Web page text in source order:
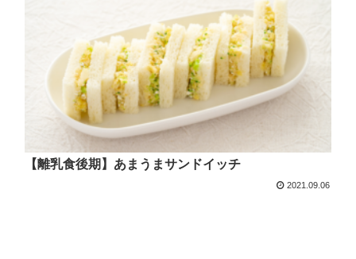
【離乳食後期】あまうまサンドイッチ
2021.09.06